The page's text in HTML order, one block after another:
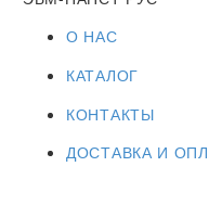
О НАС
КАТАЛОГ
КОНТАКТЫ
ДОСТАВКА И